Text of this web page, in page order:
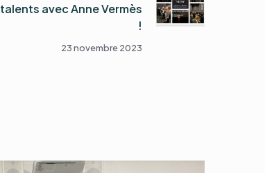
talents avec Anne Vermès
!
23 novembre 2023